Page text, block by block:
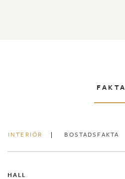
FAKTA
INTERIÖR BOSTADSFAKTA
HALL